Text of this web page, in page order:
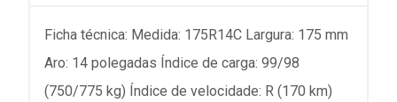
Ficha técnica: Medida: 175R14C Largura: 175 mm
Aro: 14 polegadas Índice de carga: 99/98
(750/775 kg) Índice de velocidade: R (170 km)